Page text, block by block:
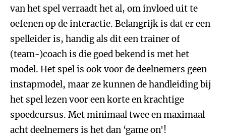
van het spel verraadt het al, om invloed uit te
oefenen op de interactie. Belangrijk is dat er een
spelleider is, handig als dit een trainer of
(team-)coach is die goed bekend is met het
model. Het spel is ook voor de deelnemers geen
instapmodel, maar ze kunnen de handleiding bij
het spel lezen voor een korte en krachtige
spoedcursus. Met minimaal twee en maximaal
acht deelnemers is het dan ‘game on'!